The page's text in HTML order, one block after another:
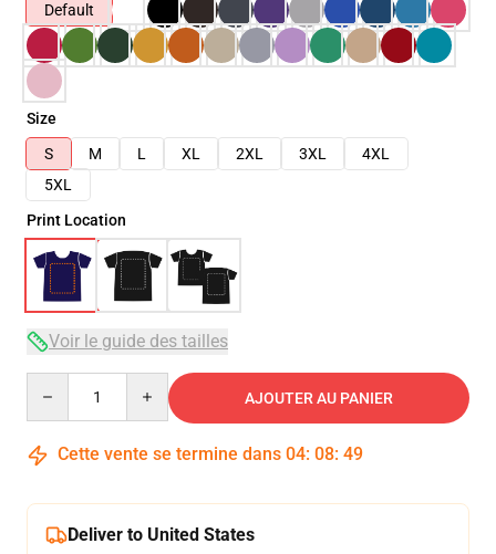
Default
Size
S
M L XL 2XL 3XL
4XL
5XL
Print Location
Voir le guide des tailles
AJOUTER AU PANIER
Cette vente se termine dans 04: 08: 49
Deliver to United States